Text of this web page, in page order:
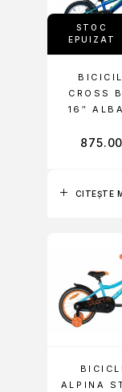
STOC
EPUIZAT
CITEȘTE
CROSS
16″
875.00
ALPINA